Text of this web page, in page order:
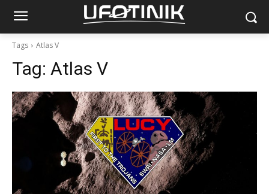
Tags Atlas V
Tag: Atlas V